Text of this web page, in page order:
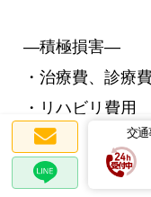
交通
―積極損害―
・治療費、診療費
・リハビリ費用
・通院交通費
・付添看護費